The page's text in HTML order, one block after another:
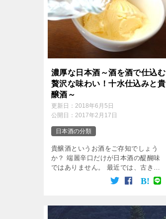
濃厚な日本酒～酒を酒で仕込む
贅沢な味わい！十水仕込みと貴
醸酒～
更新日： 2018年6月5日
公開日： 2017年2月17日
日本酒の分類
貴醸酒というお酒をご存知でしょう
か？ 端麗辛口だけが日本酒の醍醐味
ではありません。 最近では、古きを
訪ねて新しきを知るの精神で、濃厚甘
口の日本酒もひとつの牙城を築いてい
が、「十水仕込み」 […]